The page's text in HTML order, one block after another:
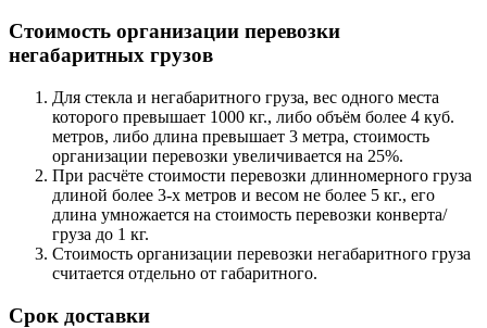
Стоимость организации перевозки
негабаритных грузов
Для стекла и негабаритного груза, вес одного места
которого превышает 1000 кг., либо объём более 4 куб.
метров, либо длина превышает 3 метра, стоимость
организации перевозки увеличивается на 25%.
При расчёте стоимости перевозки длинномерного груза
длиной более 3-х метров и весом не более 5 кг., его
длина умножается на стоимость перевозки конверта/
груза до 1 кг.
Стоимость организации перевозки негабаритного груза
считается отдельно от габаритного.
Срок доставки